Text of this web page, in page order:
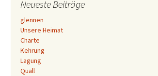
Neueste Beiträge
glennen
Unsere Heimat
Charte
Kehrung
Lagung
Quall